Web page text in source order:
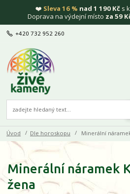
❤️ Sleva 16 % nad 1 190 Kč s
Doprava na výdejní místo za 59
+420 732 952 260
Úvod Dle horoskopu Minerální
Minerální náramek
žena